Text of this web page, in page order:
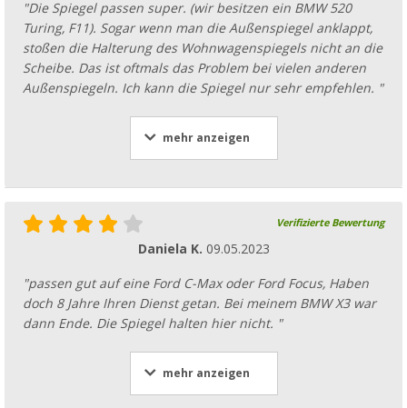
"Die Spiegel passen super. (wir besitzen ein BMW 520
Turing, F11). Sogar wenn man die Außenspiegel anklappt,
stoßen die Halterung des Wohnwagenspiegels nicht an die
Scheibe. Das ist oftmals das Problem bei vielen anderen
Außenspiegeln. Ich kann die Spiegel nur sehr empfehlen. "
mehr anzeigen
Verifizierte Bewertung
Daniela K. 09.05.2023
"passen gut auf eine Ford C-Max oder Ford Focus, Haben
doch 8 Jahre Ihren Dienst getan. Bei meinem BMW X3 war
dann Ende. Die Spiegel halten hier nicht. "
mehr anzeigen